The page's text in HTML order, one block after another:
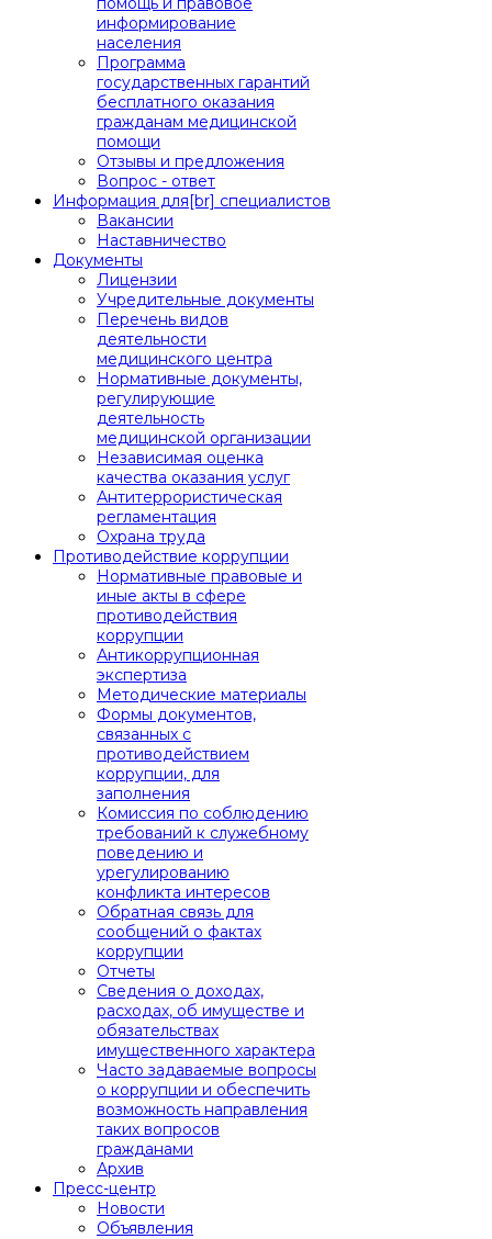
информирование
населения
Программа
государственных гарантий
бесплатного оказания
гражданам медицинской
помощи
Отзывы и предложения
Вопрос - ответ
Информация для[br] специалистов
Вакансии
Наставничество
Документы
Лицензии
Учредительные документы
Перечень видов
деятельности
медицинского центра
Нормативные документы,
регулирующие
деятельность
медицинской организации
Независимая оценка
качества оказания услуг
Антитеррористическая
регламентация
Охрана труда
Противодействие коррупции
Нормативные правовые и
иные акты в сфере
противодействия
коррупции
Антикоррупционная
экспертиза
Методические материалы
Формы документов,
связанных с
противодействием
коррупции, для
заполнения
Комиссия по соблюдению
требований к служебному
поведению и
урегулированию
конфликта интересов
Обратная связь для
сообщений о фактах
коррупции
Отчеты
Сведения о доходах,
расходах, об имуществе и
обязательствах
имущественного характера
Часто задаваемые вопросы
о коррупции и обеспечить
возможность направления
таких вопросов
гражданами
Архив
Пресс-центр
Новости
Объявления